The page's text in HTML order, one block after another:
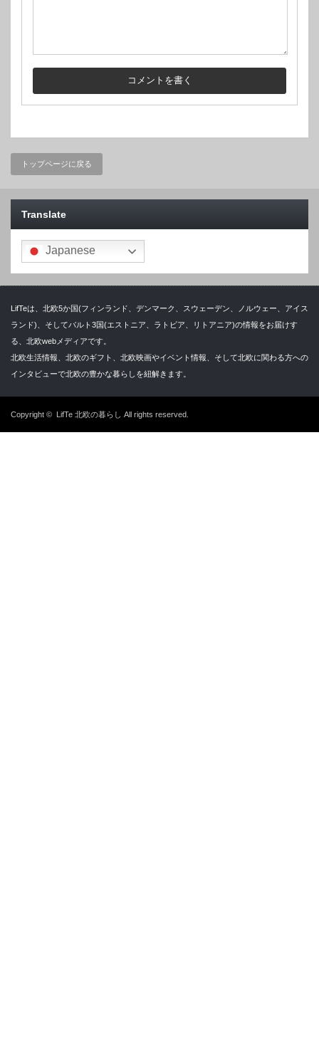
トップページに戻る
Translate
Japanese
LifTeは、北欧5か国(フィンランド、デンマーク、スウェーデン、ノルウェー、アイス
ランド)、そしてバルト3国(エストニア、ラトビア、リトアニア)の情報をお届けす
る、北欧webメディアです。
北欧生活情報、北欧のギフト、北欧映画やイベント情報、そして北欧に関わる方への
インタビューで北欧の豊かな暮らしを紐解きます。
Copyright © LifTe 北欧の暮らし All rights reserved.